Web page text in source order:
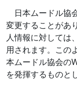
日本ムードル協
変更することがあ
人情報に対しては
用されます。この
本ムードル協会の
を発揮するものと